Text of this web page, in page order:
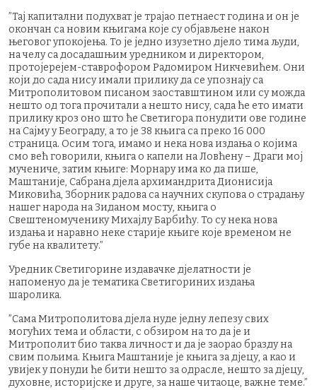
”Тај капитални подухват је трајао петнаест година и он је
окончан са новим књигама које су објављене након
његовог упокојења. То је једно изузетно дјело тима људи,
на челу са досадашњим уредником и директором,
протојерејем-ставрофором Радомиром Никчевићем. Они
који до сада нису имали прилику да се упознају са
Митрополитовом писаном заоставштином или су можда
нешто од тога прочитали а нешто нису, сада ће ето имати
прилику кроз оно што ће Светигора понудити ове године
на Сајму у Београду, а то је 38 књига са преко 16 000
страница. Осим тога, имамо и нека нова издања о којима
смо већ говорили, књига о капели на Ловћену – Драги мој
мучениче, затим књиге: Морнару има ко да пише,
Маштаније, Сабрана дјела архимандрита Дионисија
Миковића, Зборник радова са научних скупова о страдању
нашег народа на Зиданом мосту, књига о
Свештеномученику Михајлу Барбићу. То су нека нова
издања и наравно неке старије књиге које временом не
губе на квалитету.”
Уредник Светигорине издавачке дјелатности је
напоменуо да је тематика Светигориних издања
шаролика.
”Сама Митрополитова дјела нуде једну лепезу свих
могућих тема и области, с обзиром на то да је и
Митрополит био таква личност и да је заорао бразду на
свим пољима. Књига Маштаније је књига за дјецу, а као и
увијек у понуди ће бити нешто за одрасле, нешто за дјецу,
духовне, историјске и друге, за наше читаоце, важне теме.”